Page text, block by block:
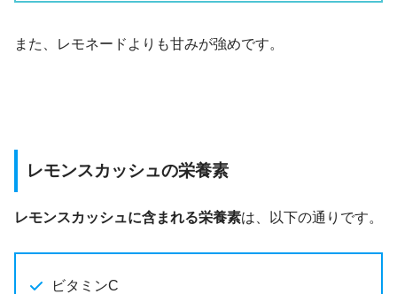
また、レモネードよりも甘みが強めです。
レモンスカッシュの栄養素
レモンスカッシュに含まれる栄養素は、以下の通りです。
ビタミンC